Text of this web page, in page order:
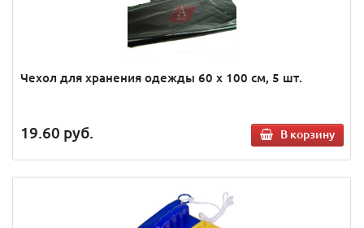
Чехол для хранения одежды 60 х 100 см, 5 шт.
19.60 руб. В корзину